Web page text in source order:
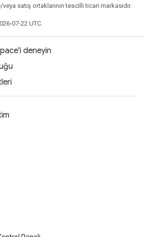
satış ortaklarının tescilli ticari markasıdır.
07-22 UTC.
deneyin